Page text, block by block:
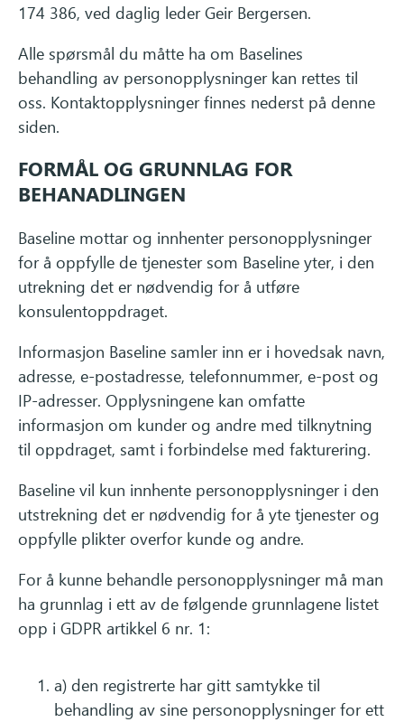
174 386, ved daglig leder Geir Bergersen.
Alle spørsmål du måtte ha om Baselines
behandling av personopplysninger kan rettes til
oss. Kontaktopplysninger finnes nederst på denne
siden.
FORMÅL OG GRUNNLAG FOR
BEHANADLINGEN
Baseline mottar og innhenter personopplysninger
for å oppfylle de tjenester som Baseline yter, i den
utrekning det er nødvendig for å utføre
konsulentoppdraget.
Informasjon Baseline samler inn er i hovedsak navn,
adresse, e-postadresse, telefonnummer, e-post og
IP-adresser. Opplysningene kan omfatte
informasjon om kunder og andre med tilknytning
til oppdraget, samt i forbindelse med fakturering.
Baseline vil kun innhente personopplysninger i den
utstrekning det er nødvendig for å yte tjenester og
oppfylle plikter overfor kunde og andre.
For å kunne behandle personopplysninger må man
ha grunnlag i ett av de følgende grunnlagene listet
opp i GDPR artikkel 6 nr. 1:
a) den registrerte har gitt samtykke til
behandling av sine personopplysninger for ett